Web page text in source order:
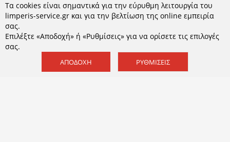
NEWSLETTER
ΕΓΓΡΑΦΉ
Αποδέχομαι τουςόρους χρήσηςκαι τηνΠολιτική
Τα cookies είναι σημαντικά για την εύρυθμη λειτουργία του
limperis-service.gr και για την βελτίωση της online εμπειρία
σας.
Επιλέξτε «Αποδοχή» ή «Ρυθμίσεις» για να ορίσετε τις επιλογές
σας.
ΑΠΟΔΟΧΉ ΡΥΘΜΊΣΕΙΣ